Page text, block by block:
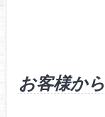
お客様か